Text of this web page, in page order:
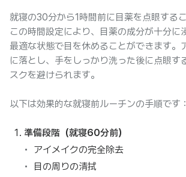
就寝の30分から1時間前に目薬を点眼する
この時間設定により、目薬の成分が十分に
最適な状態で目を休めることができます。
に落とし、手をしっかり洗った後に点眼す
スクを避けられます。
以下は効果的な就寝前ルーチンの手順です：
準備段階（就寝60分前）
アイメイクの完全除去
目の周りの清拭